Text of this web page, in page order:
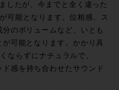
したが、今までと全く違った
可能となります。位相感、ス
のボリュームなど、いとも
可能となります。かかり具
ならずにナチュラルで、
感を持ち合わせたサウンド